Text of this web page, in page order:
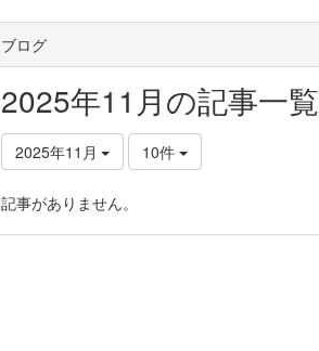
ブログ
2025年11月の記事一覧
2025年11月 10件
記事がありません。